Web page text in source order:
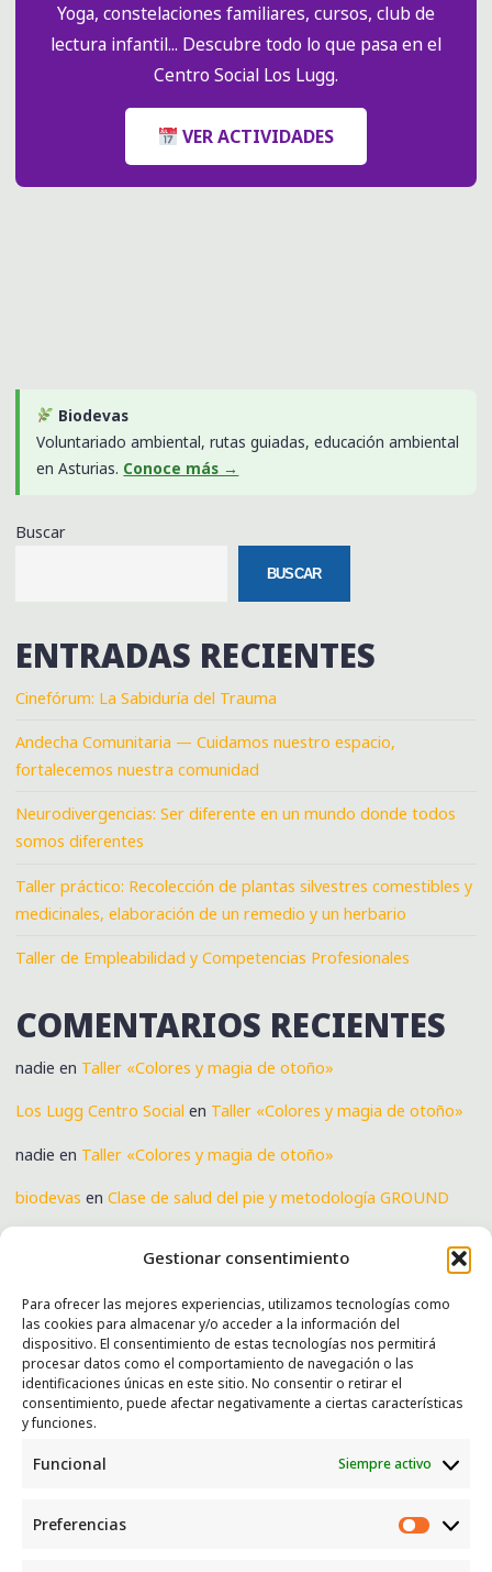
Gestionar consentimiento
Para ofrecer las mejores experiencias, utilizamos tecnologías como
las cookies para almacenar y/o acceder a la información del
dispositivo. El consentimiento de estas tecnologías nos permitirá
procesar datos como el comportamiento de navegación o las
identificaciones únicas en este sitio. No consentir o retirar el
consentimiento, puede afectar negativamente a ciertas características
y funciones.
Funcional Siempre activo
Preferencias
Yoga, constelaciones familiares, cursos, club de
lectura infantil... Descubre todo lo que pasa en el
Centro Social Los Lugg.
VER ACTIVIDADES
Biodevas
Voluntariado ambiental, rutas guiadas, educación ambiental
en Asturias. Conoce más →
Buscar
BUSCAR
ENTRADAS RECIENTES
Cinefórum: La Sabiduría del Trauma
Andecha Comunitaria — Cuidamos nuestro espacio,
fortalecemos nuestra comunidad
Neurodivergencias: Ser diferente en un mundo donde todos
somos diferentes
Taller práctico: Recolección de plantas silvestres comestibles y
medicinales, elaboración de un remedio y un herbario
Taller de Empleabilidad y Competencias Profesionales
COMENTARIOS RECIENTES
nadie en Taller «Colores y magia de otoño»
Los Lugg Centro Social en Taller «Colores y magia de otoño»
nadie en Taller «Colores y magia de otoño»
biodevas enClase de salud del pie y metodología GROUND
SERVICIOS
Recogida e intercambio de ropa y enseres.
INFORMACIÓN
Política de privacidad
CONTACTO